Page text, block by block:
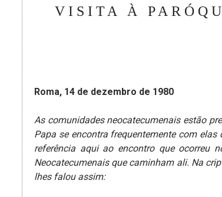
VISITA À
Roma, 14 de dezembro de 1980
As comunidades neocatecumenais estão
Papa se encontra frequentemente com
referência aqui ao encontro que ocorreu
Neocatecumenais que caminham ali. Na
lhes falou assim: